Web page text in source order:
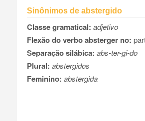
Sinônimos de abstergido
Classe gramatical: adjetivo
Flexão do verbo absterger no:
Separação silábica: abs-ter-gi-do
Plural: abstergidos
Feminino: abstergida